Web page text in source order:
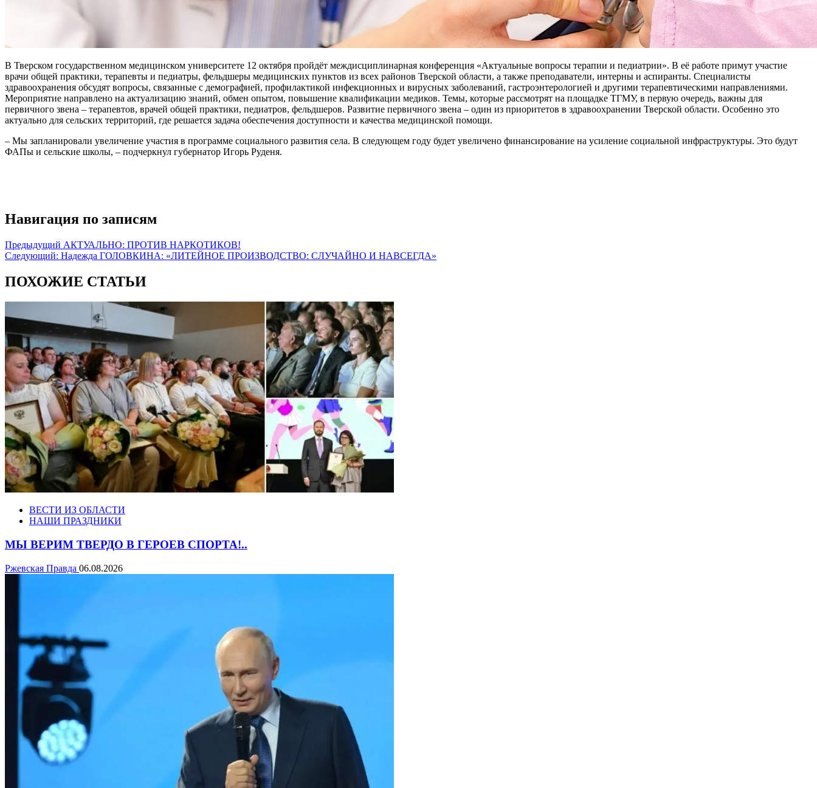
В Тверском государственном медицинском университете 12 октября пройдёт междисциплинарная конференция «Актуальные вопросы терапии и педиатрии». В её работе примут участие
врачи общей практики, терапевты и педиатры, фельдшеры медицинских пунктов из всех районов Тверской области, а также преподаватели, интерны и аспиранты. Специалисты
здравоохранения обсудят вопросы, связанные с демографией, профилактикой инфекционных и вирусных заболеваний, гастроэнтерологией и другими терапевтическими направлениями.
Мероприятие направлено на актуализацию знаний, обмен опытом, повышение квалификации медиков. Темы, которые рассмотрят на площадке ТГМУ, в первую очередь, важны для
первичного звена – терапевтов, врачей общей практики, педиатров, фельдшеров. Развитие первичного звена – один из приоритетов в здравоохранении Тверской области. Особенно это
актуально для сельских территорий, где решается задача обеспечения доступности и качества медицинской помощи.
– Мы запланировали увеличение участия в программе социального развития села. В следующем году будет увеличено финансирование на усиление социальной инфраструктуры. Это будут
ФАПы и сельские школы, – подчеркнул губернатор Игорь Руденя.
Навигация по записям
Предыдущий АКТУАЛЬНО: ПРОТИВ НАРКОТИКОВ!
Следующий: Надежда ГОЛОВКИНА: «ЛИТЕЙНОЕ ПРОИЗВОДСТВО: СЛУЧАЙНО И НАВСЕГДА»
ПОХОЖИЕ СТАТЬИ
ВЕСТИ ИЗ ОБЛАСТИ
НАШИ ПРАЗДНИКИ
МЫ ВЕРИМ ТВЕРДО В ГЕРОЕВ СПОРТА!..
Ржевская Правда 06.08.2026